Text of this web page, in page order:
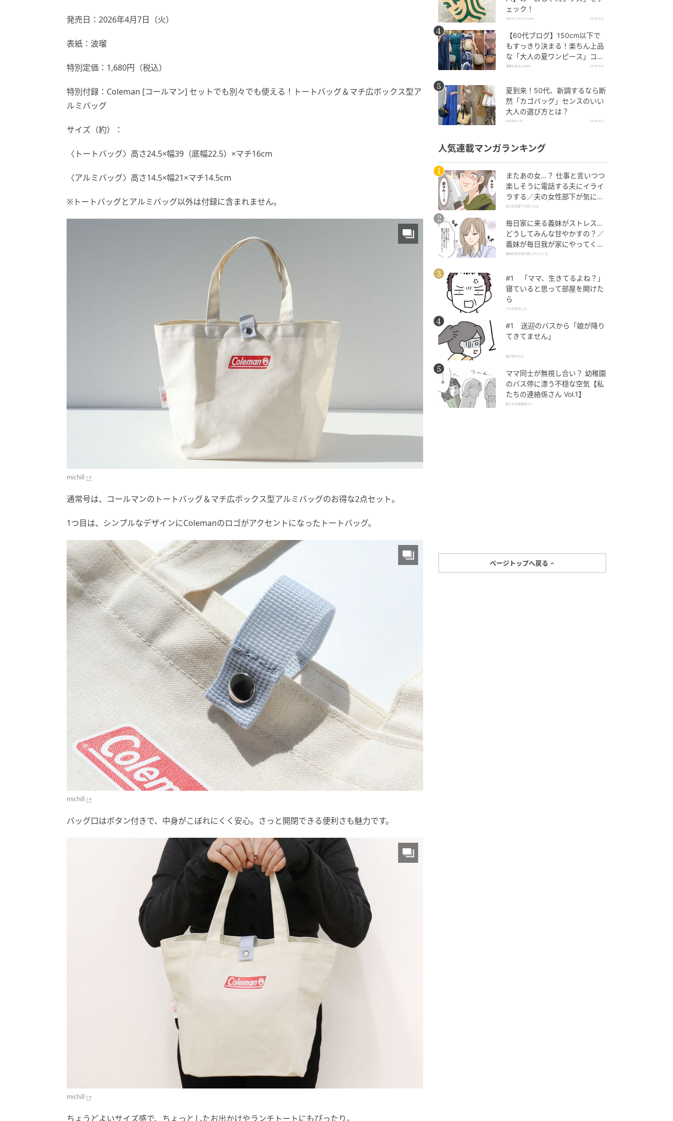
発売日：2026年4月7日（火）
表紙：波瑠
特別定価：1,680円（税込）
特別付録：Coleman [コールマン] セットでも別々でも使える！トートバッグ＆マチ広ボックス型ア
ルミバッグ
サイズ（約）：
〈トートバッグ〉高さ24.5×幅39（底幅22.5）×マチ16cm
〈アルミバッグ〉高さ14.5×幅21×マチ14.5cm
※トートバッグとアルミバッグ以外は付録に含まれません。
michill
通常号は、コールマンのトートバッグ＆マチ広ボックス型アルミバッグのお得な2点セット。
1つ目は、シンプルなデザインにColemanのロゴがアクセントになったトートバッグ。
michill
バッグ口はボタン付きで、中身がこぼれにくく安心。さっと開閉できる便利さも魅力です。
michill
ちょうどよいサイズ感で、ちょっとしたお出かけやランチトートにもぴったり。
ェック！
fashion trend news 2026.8.5
【60代ブログ】150cm以下で
もすっきり決まる！楽ちん上品
な「大人の夏ワンピース」コー
デ６選
素敵なあの人Web 2026.8.4
夏到来！50代、新調するなら断
然「カゴバッグ」センスのいい
大人の選び方とは？
HALMEK UP 2026.8.5
人気連載マンガランキング
またあの女…？ 仕事と言いつつ
楽しそうに電話する夫にイライ
ラする／夫の女性部下が気にな
る（1）【夫婦の危機 まんが】
夫の女性部下が気になる
毎日家に来る義妹がストレス…
どうしてみんな甘やかすの？／
義妹が毎日我が家にやってくる
（1）【義父母がシンドイんで
義妹が毎日我が家にやってくる
#1 「ママ、生きてるよね？」
寝ていると思って部屋を開けた
ら
ママが家出した
#1 送迎のバスから「娘が降り
てきてません」
娘が拐われた
ママ同士が無視し合い？ 幼稚園
のバス停に漂う不穏な空気【私
たちの連絡係さん Vol.1】
私たちの連絡係さん
ページトップへ戻る